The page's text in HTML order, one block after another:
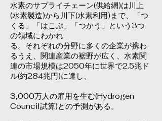
水素のサプライチェーン(供給網)は川上
(水素製造)から川下(水素利用)まで、「つ
くる」「はこぶ」「つかう」という3つ
の領域にわかれ
る。それぞれの分野に多くの企業が携わ
るうえ、関連産業の裾野が広く、水素関
連の市場規模は2050年に世界で2.5兆ド
ル(約284兆円)に達し、
3,000万人の雇用を生む(Hydrogen
Council試算)との予測がある。